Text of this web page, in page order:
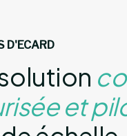
D'ECARD
et